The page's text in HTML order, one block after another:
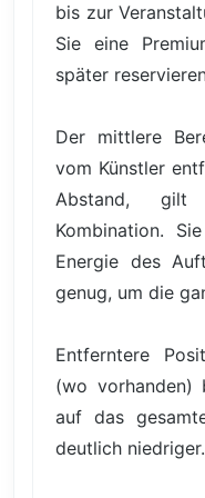
bis zur
Sie eine
später
Der mittlere
vom Künstler
Abstand,
Kombination.
Energie des
genug, um die
Entferntere
(wo vorhanden)
auf das
deutlich niedriger.